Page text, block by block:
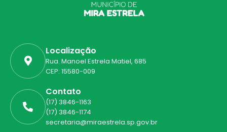
Localização
Rua. Manoel Estrela Matiel, 685
CEP: 15580-009
Contato
(17) 3846-1163
(17) 3846-1174
secretaria@miraestrela.sp.gov.br